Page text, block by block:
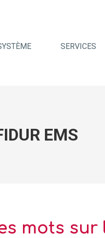
SERVICES
EMS
mots sur